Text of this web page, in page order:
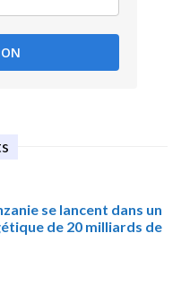
se lancent dans un
de 20 milliards de